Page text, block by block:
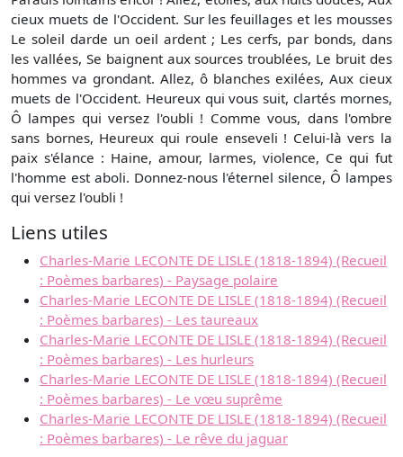
cieux muets de l'Occident. Sur les feuillages et les mousses
Le soleil darde un oeil ardent ; Les cerfs, par bonds, dans
les vallées, Se baignent aux sources troublées, Le bruit des
hommes va grondant. Allez, ô blanches exilées, Aux cieux
muets de l'Occident. Heureux qui vous suit, clartés mornes,
Ô lampes qui versez l'oubli ! Comme vous, dans l'ombre
sans bornes, Heureux qui roule enseveli ! Celui-là vers la
paix s'élance : Haine, amour, larmes, violence, Ce qui fut
l'homme est aboli. Donnez-nous l'éternel silence, Ô lampes
qui versez l'oubli !
Liens utiles
Charles-Marie LECONTE DE LISLE (1818-1894) (Recueil
: Poèmes barbares) - Paysage polaire
Charles-Marie LECONTE DE LISLE (1818-1894) (Recueil
: Poèmes barbares) - Les taureaux
Charles-Marie LECONTE DE LISLE (1818-1894) (Recueil
: Poèmes barbares) - Les hurleurs
Charles-Marie LECONTE DE LISLE (1818-1894) (Recueil
: Poèmes barbares) - Le vœu suprême
Charles-Marie LECONTE DE LISLE (1818-1894) (Recueil
: Poèmes barbares) - Le rêve du jaguar